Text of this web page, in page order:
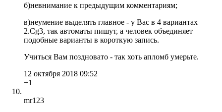
б)невнимание к предыдущим комментариям;
в)неумение выделять главное - у Вас в 4 вариантах
2.Сg3, так автоматы пишут, а человек объединяет
подобные варианты в короткую запись.
Учиться Вам поздновато - так хоть апломб умерьте.
12 октября 2018 09:52
+1
mr123